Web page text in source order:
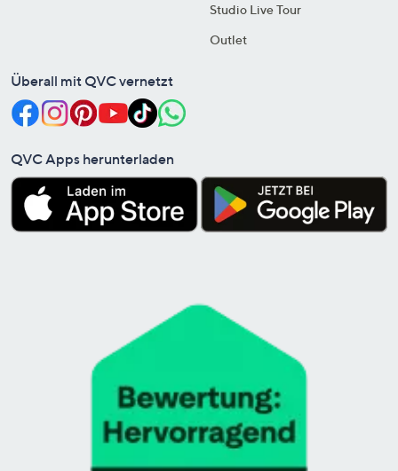
Studio Live Tour
Outlet
Überall mit QVC vernetzt
QVC Apps herunterladen